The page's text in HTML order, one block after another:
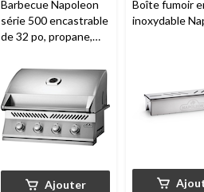
Barbecue Napoleon
série 500 encastrable
de 32 po, propane,
Ajouter
Boîte fumoir
inoxydable